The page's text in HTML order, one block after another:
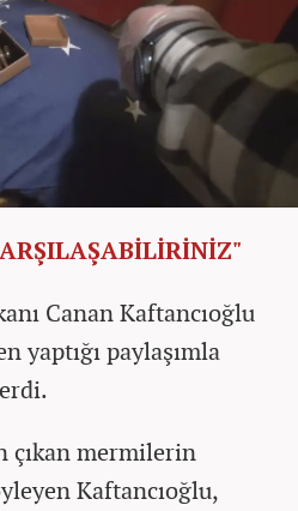
Canan Kaftancıoğlu
yaptığı paylaşımla
çıkan mermilerin
Kaftancıoğlu,